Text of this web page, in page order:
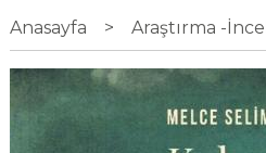
Anasayfa > Araştırma -